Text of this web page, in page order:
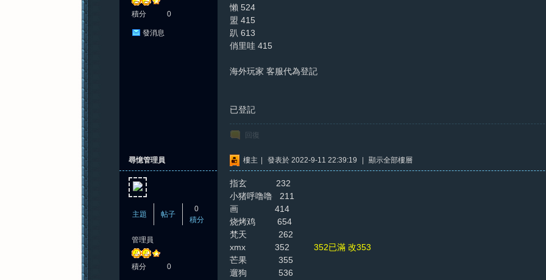
積分 0
發消息
懶 524
盟 415
趴 613
俏里哇 415
海外玩家 客服代為登記
已登記
回復
尋憶管理員
主題 帖子
0
積分
管理員
積分 0
樓主 發表於 2022-9-11 22:39:19 顯示全部樓層
指玄 232
小猪呼噜噜 211
画 414
烧烤鸡 654
梵天 262
xmx 352 352已滿 改353
芒果 355
遛狗 536